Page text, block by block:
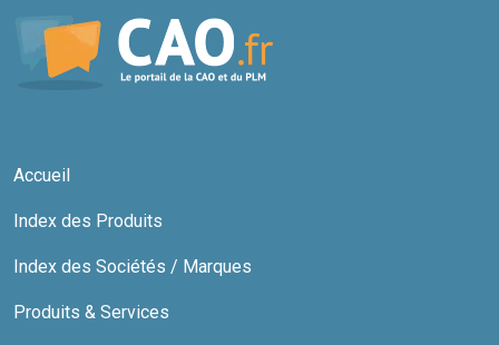
Accueil
Index des Produits
Index des Sociétés / Marques
Produits & Services